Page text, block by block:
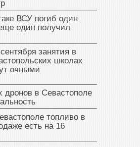
ВСУ погиб один
один получил
занятия в
школах
очными
дронов в Севастополе
топливо в
есть на 16